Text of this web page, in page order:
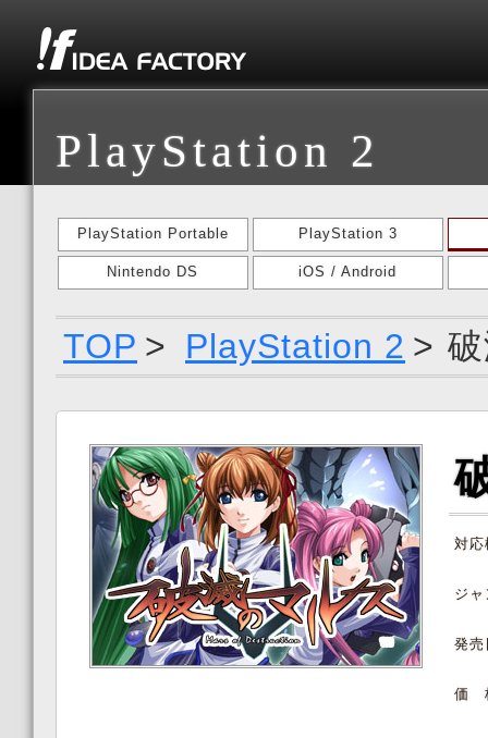
PlayStation 2
PlayStation Portable PlayStation 3
Nintendo DS iOS / Android
TOP > PlayStation 2 >
対応
ジ
発売
価